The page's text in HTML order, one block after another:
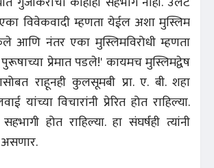
विवेकवादी म्हणता येईल अशा मुस्लिम
आणि नंतर एका मुस्लिमविरोधी म्हणता
प्रेमात पडले!' कायमच मुस्लिमद्वेष
राहूनही कुलसूमबी प्रा. ए. बी. शहा
यांच्या विचारांनी प्रेरित होत राहिल्या.
होत राहिल्या. हा संघर्षही त्यांनी